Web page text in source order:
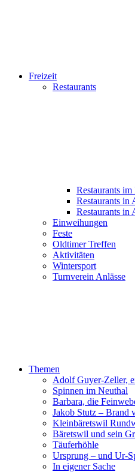
Freizeit
Restaurants
Restaurants
Restaurants in
Restaurants in
Einweihungen
Feste
Oldtimer Treffen
Aktivitäten
Wintersport
Turnverein Anlässe
Themen
Adolf Guyer-Zeller,
Spinnen im Neuthal
Barbara, die
Jakob Stutz – Brand
Kleinbäretswil
Bäretswil und sein
Täuferhöhle
Ursprung – und Ur-
In eigener Sache